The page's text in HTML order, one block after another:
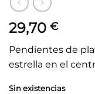
29,70 €
Pendientes de
estrella en el
Sin existencias